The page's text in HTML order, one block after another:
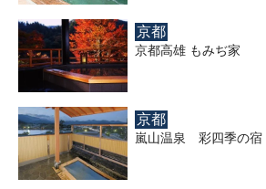
京都
京都高雄 もみぢ家
京都
嵐山温泉 彩四季の